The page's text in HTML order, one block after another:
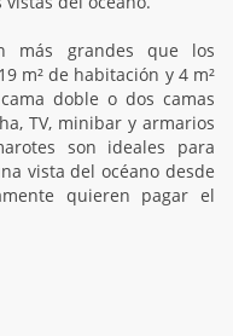
más grandes que los
m² de habitación y 4 m²
doble o dos camas
TV, minibar y armarios
son ideales para
vista del océano desde
quieren pagar el